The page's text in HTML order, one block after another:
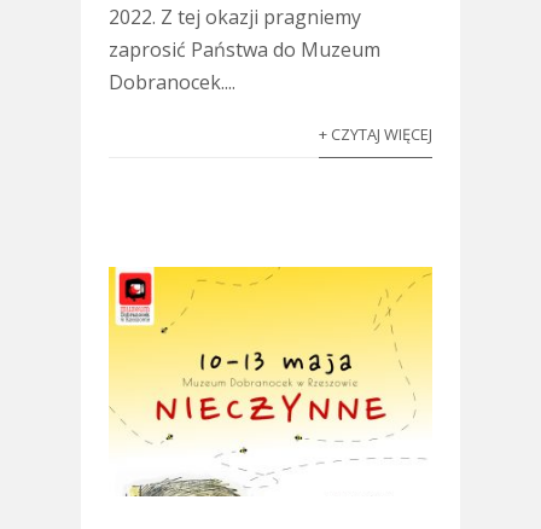
2022. Z tej okazji pragniemy
zaprosić Państwa do Muzeum
Dobranocek....
+ CZYTAJ WIĘCEJ